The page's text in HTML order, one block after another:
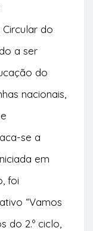
do
a ser
do
nacionais,
se a
em
foi
“Vamos
do 2.º ciclo,